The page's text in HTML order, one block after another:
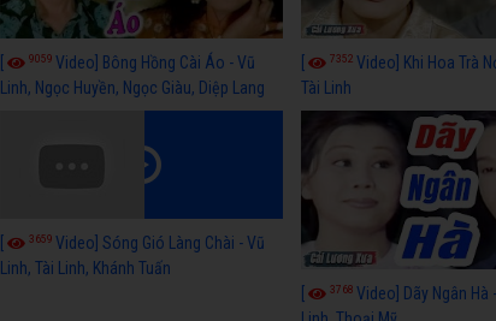
[ 9059 Video] Bông Hồng Cài Áo - Vũ
Linh, Ngọc Huyền, Ngọc Giàu, Diệp Lang
[ 7352 Video] Khi Hoa Trà
Tài Linh
[ 3659 Video] Sóng Gió Làng Chài - Vũ
Linh, Tài Linh, Khánh Tuấn
3768 Video] Dãy Ngân Hà